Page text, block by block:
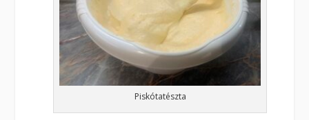
Piskótatészta